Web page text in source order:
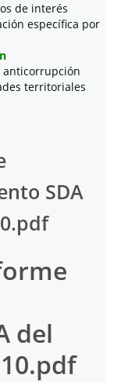
de interés
específica por
anticorrupción
territoriales
SDA
del